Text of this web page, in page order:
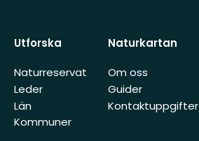
Utforska
Naturreservat
Leder
Län
Kommuner
Naturkartan
Om oss
Guider
Kontaktuppgifter